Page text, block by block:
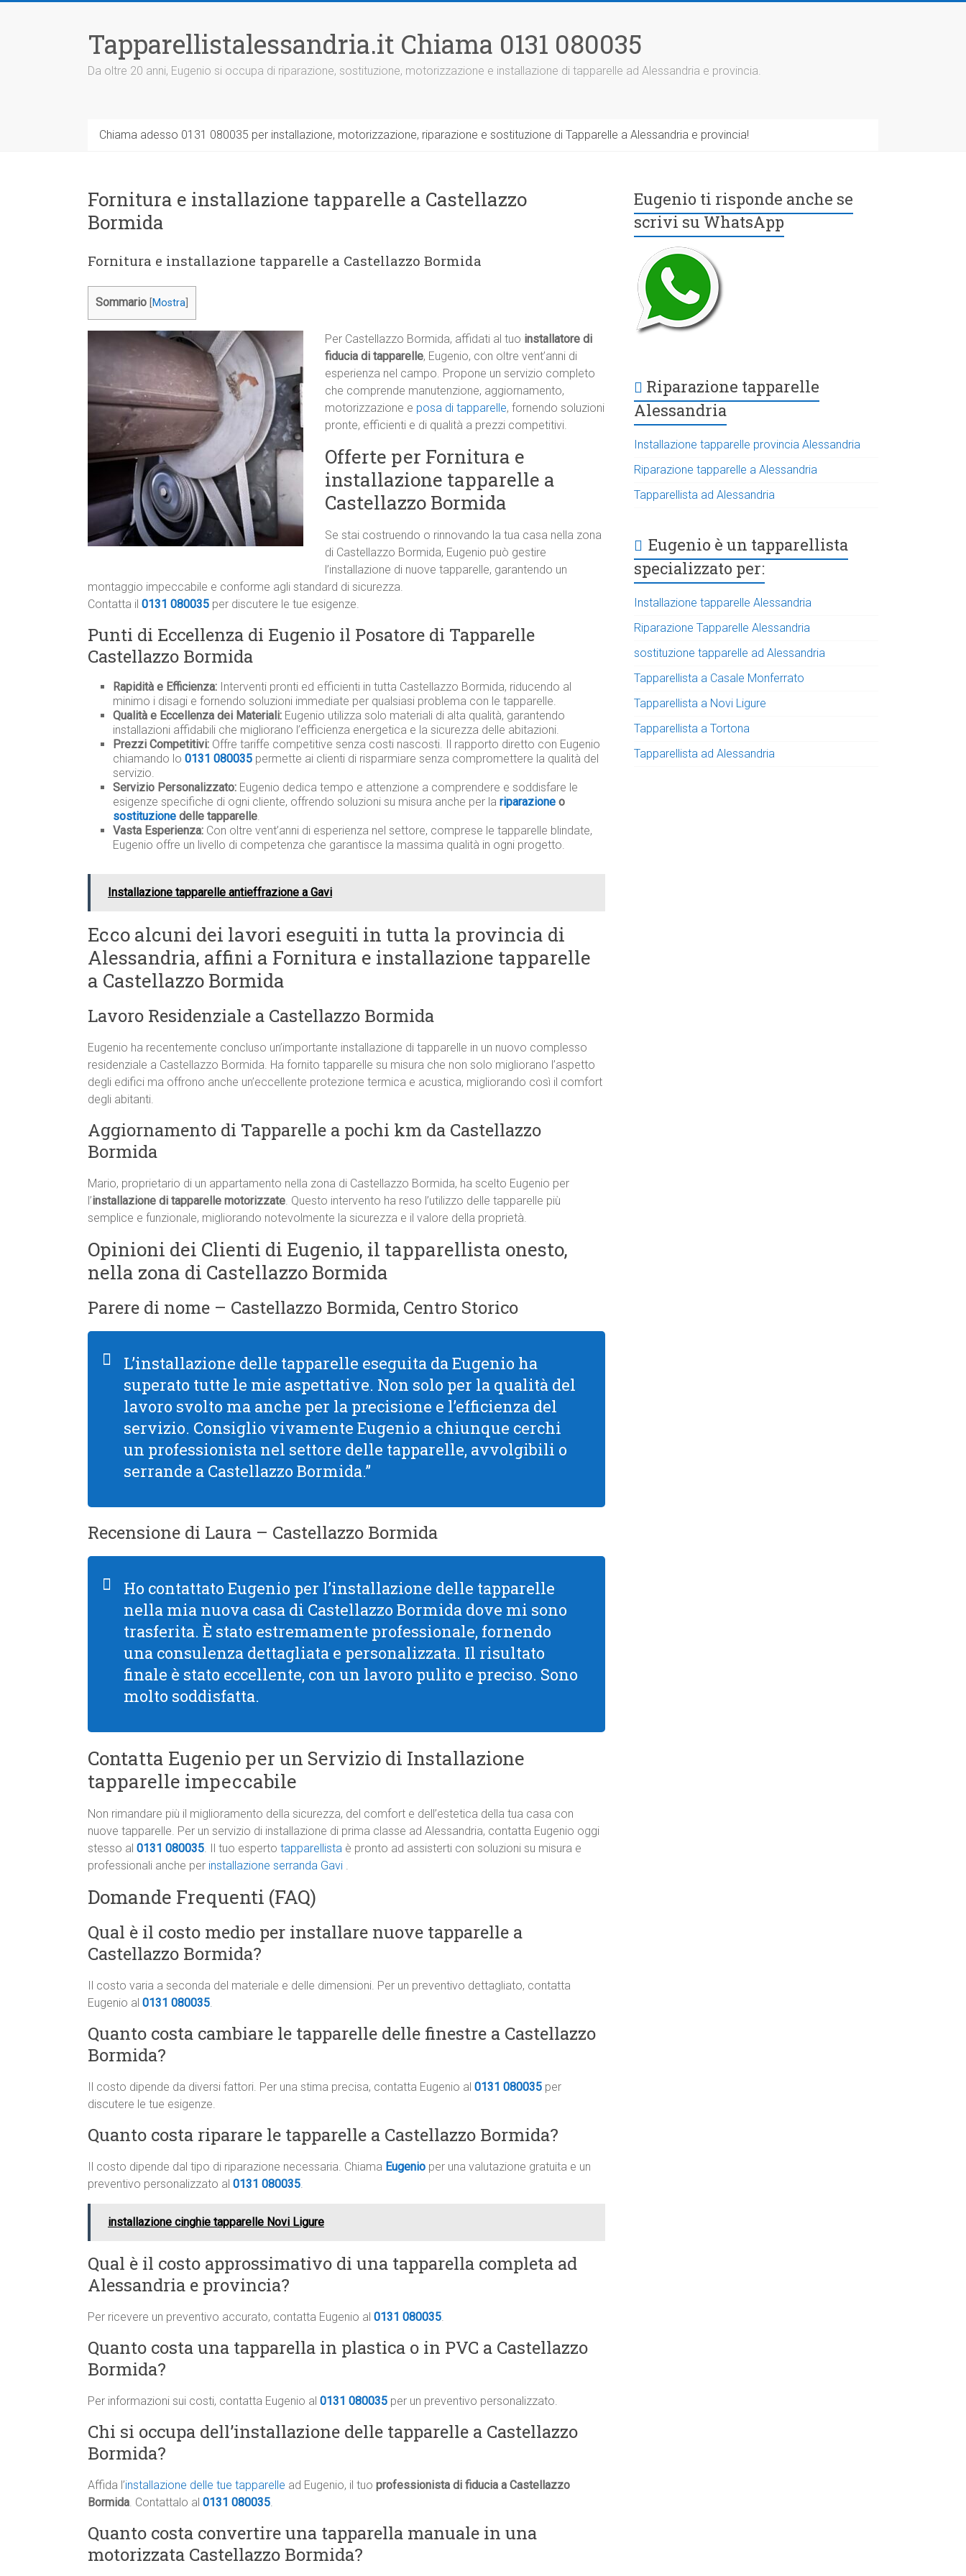
Tapparellistalessandria.it Chiama 0131 080035
Da oltre 20 anni, Eugenio si occupa di riparazione, sostituzione, motorizzazione e installazione di tapparelle ad Alessandria e provincia.
Chiama adesso 0131 080035 per installazione, motorizzazione, riparazione e sostituzione di Tapparelle a Alessandria e provincia!
Fornitura e installazione tapparelle a Castellazzo
Bormida
Fornitura e installazione tapparelle a Castellazzo Bormida
Sommario Mostra
Per Castellazzo Bormida, affidati al tuo installatore di
fiducia di tapparelle, Eugenio, con oltre vent’anni di
esperienza nel campo. Propone un servizio completo
che comprende manutenzione, aggiornamento,
motorizzazione e posa di tapparelle, fornendo soluzioni
pronte, efficienti e di qualità a prezzi competitivi.
Offerte per Fornitura e
installazione tapparelle a
Castellazzo Bormida
Se stai costruendo o rinnovando la tua casa nella zona
di Castellazzo Bormida, Eugenio può gestire
l’installazione di nuove tapparelle, garantendo un
montaggio impeccabile e conforme agli standard di sicurezza.
Contatta il 0131 080035 per discutere le tue esigenze.
Punti di Eccellenza di Eugenio il Posatore di Tapparelle
Castellazzo Bormida
Rapidità e Efficienza: Interventi pronti ed efficienti in tutta Castellazzo Bormida, riducendo al
minimo i disagi e fornendo soluzioni immediate per qualsiasi problema con le tapparelle.
Qualità e Eccellenza dei Materiali: Eugenio utilizza solo materiali di alta qualità, garantendo
installazioni affidabili che migliorano l’efficienza energetica e la sicurezza delle abitazioni.
Prezzi Competitivi: Offre tariffe competitive senza costi nascosti. Il rapporto diretto con Eugenio
chiamando lo 0131 080035 permette ai clienti di risparmiare senza compromettere la qualità del
servizio.
Servizio Personalizzato: Eugenio dedica tempo e attenzione a comprendere e soddisfare le
esigenze specifiche di ogni cliente, offrendo soluzioni su misura anche per la riparazione o
sostituzione delle tapparelle.
Vasta Esperienza: Con oltre vent’anni di esperienza nel settore, comprese le tapparelle blindate,
Eugenio offre un livello di competenza che garantisce la massima qualità in ogni progetto.
Installazione tapparelle antieffrazione a Gavi
Ecco alcuni dei lavori eseguiti in tutta la provincia di
Alessandria, affini a Fornitura e installazione tapparelle
a Castellazzo Bormida
Lavoro Residenziale a Castellazzo Bormida
Eugenio ha recentemente concluso un’importante installazione di tapparelle in un nuovo complesso
residenziale a Castellazzo Bormida. Ha fornito tapparelle su misura che non solo migliorano l’aspetto
degli edifici ma offrono anche un’eccellente protezione termica e acustica, migliorando così il comfort
degli abitanti.
Aggiornamento di Tapparelle a pochi km da Castellazzo
Bormida
Mario, proprietario di un appartamento nella zona di Castellazzo Bormida, ha scelto Eugenio per
l’installazione di tapparelle motorizzate. Questo intervento ha reso l’utilizzo delle tapparelle più
semplice e funzionale, migliorando notevolmente la sicurezza e il valore della proprietà.
Opinioni dei Clienti di Eugenio, il tapparellista onesto,
nella zona di Castellazzo Bormida
Parere di nome – Castellazzo Bormida, Centro Storico
L’installazione delle tapparelle eseguita da Eugenio ha
superato tutte le mie aspettative. Non solo per la qualità del
lavoro svolto ma anche per la precisione e l’efficienza del
servizio. Consiglio vivamente Eugenio a chiunque cerchi
un professionista nel settore delle tapparelle, avvolgibili o
serrande a Castellazzo Bormida.”
Recensione di Laura – Castellazzo Bormida
Ho contattato Eugenio per l’installazione delle tapparelle
nella mia nuova casa di Castellazzo Bormida dove mi sono
trasferita. È stato estremamente professionale, fornendo
una consulenza dettagliata e personalizzata. Il risultato
finale è stato eccellente, con un lavoro pulito e preciso. Sono
molto soddisfatta.
Contatta Eugenio per un Servizio di Installazione
tapparelle impeccabile
Non rimandare più il miglioramento della sicurezza, del comfort e dell’estetica della tua casa con
nuove tapparelle. Per un servizio di installazione di prima classe ad Alessandria, contatta Eugenio oggi
stesso al 0131 080035. Il tuo esperto tapparellista è pronto ad assisterti con soluzioni su misura e
professionali anche per installazione serranda Gavi .
Domande Frequenti (FAQ)
Qual è il costo medio per installare nuove tapparelle a
Castellazzo Bormida?
Il costo varia a seconda del materiale e delle dimensioni. Per un preventivo dettagliato, contatta
Eugenio al 0131 080035.
Quanto costa cambiare le tapparelle delle finestre a Castellazzo
Bormida?
Il costo dipende da diversi fattori. Per una stima precisa, contatta Eugenio al 0131 080035 per
discutere le tue esigenze.
Quanto costa riparare le tapparelle a Castellazzo Bormida?
Il costo dipende dal tipo di riparazione necessaria. Chiama Eugenio per una valutazione gratuita e un
preventivo personalizzato al 0131 080035.
installazione cinghie tapparelle Novi Ligure
Qual è il costo approssimativo di una tapparella completa ad
Alessandria e provincia?
Per ricevere un preventivo accurato, contatta Eugenio al 0131 080035.
Quanto costa una tapparella in plastica o in PVC a Castellazzo
Bormida?
Per informazioni sui costi, contatta Eugenio al 0131 080035 per un preventivo personalizzato.
Chi si occupa dell’installazione delle tapparelle a Castellazzo
Bormida?
Affida l’installazione delle tue tapparelle ad Eugenio, il tuo professionista di fiducia a Castellazzo
Bormida. Contattalo al 0131 080035.
Quanto costa convertire una tapparella manuale in una
motorizzata Castellazzo Bormida?
Eugenio ti risponde anche se
scrivi su WhatsApp
Riparazione tapparelle
Alessandria
Installazione tapparelle provincia Alessandria
Riparazione tapparelle a Alessandria
Tapparellista ad Alessandria
Eugenio è un tapparellista
specializzato per:
Installazione tapparelle Alessandria
Riparazione Tapparelle Alessandria
sostituzione tapparelle ad Alessandria
Tapparellista a Casale Monferrato
Tapparellista a Novi Ligure
Tapparellista a Tortona
Tapparellista ad Alessandria